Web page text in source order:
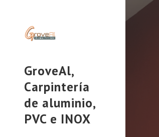
GroveAl,
Carpintería
de aluminio,
PVC e INOX